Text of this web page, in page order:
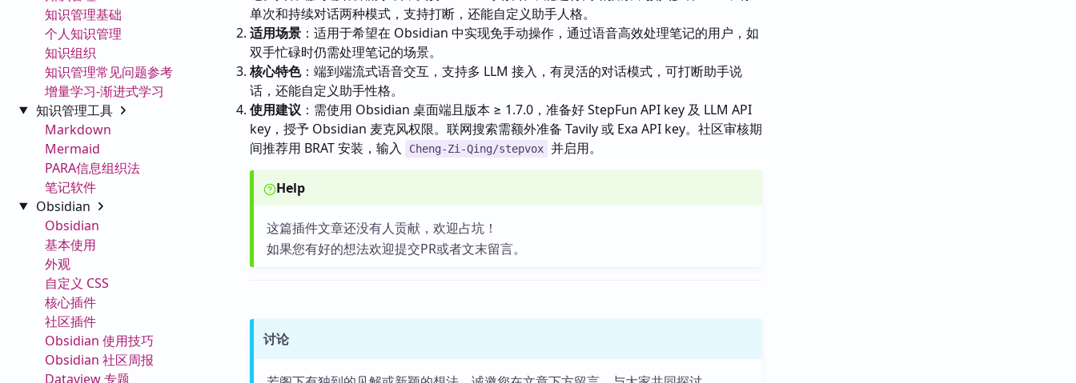
知识管理基础
个人知识管理
知识组织
知识管理常见问题参考
增量学习-渐进式学习
知识管理工具
Markdown
Mermaid
PARA信息组织法
笔记软件
Obsidian
Obsidian
基本使用
外观
自定义 CSS
核心插件
社区插件
Obsidian 使用技巧
Obsidian 社区周报
Dataview 专题
单次和持续对话两种模式，支持打断，还能自定义助手人格。
适用场景 ：适用于希望在 Obsidian 中实现免手动操作，通过语音高效处理笔记的用户，如
双手忙碌时仍需处理笔记的场景。
核心特色：端到端流式语音交互，支持多 LLM 接入，有灵活的对话模式，可打断助手说
话，还能自定义助手性格。
使用建议 ：需使用 Obsidian 桌面端且版本 ≥ 1.7.0，准备好 StepFun API key 及 LLM API
key，授予 Obsidian 麦克风权限。联网搜索需额外准备 Tavily 或 Exa API key。社区审核期
间推荐用 BRAT 安装，输入
Cheng-Zi-Qing/stepvox 并启用。
Help
这篇插件文章还没有人贡献，欢迎占坑！
如果您有好的想法欢迎提交PR或者文末留言。
讨论